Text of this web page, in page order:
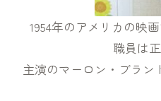
1954年のアメリカの映
職員は
主演のマーロン・ブラン